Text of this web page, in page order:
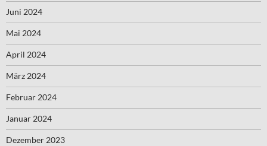
Juni 2024
Mai 2024
April 2024
März 2024
Februar 2024
Januar 2024
Dezember 2023